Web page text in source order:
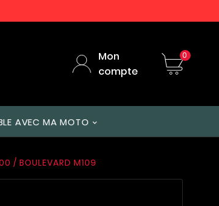
Mon
compte
0
AVEC MA MOTO
/ BOULEVARD M109